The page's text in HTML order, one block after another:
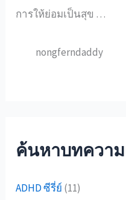
การให้ย่อมเป็นสุข …
nongferndaddy
ค้นหาบทความ
ADHD ซีรี่ย์ (11)